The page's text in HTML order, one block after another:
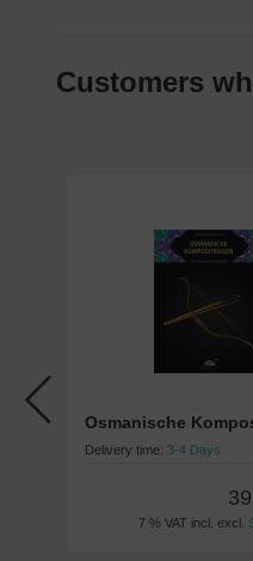
Customers
Osmanische
Delivery time: 3-4 Days
7 % VAT incl. excl.